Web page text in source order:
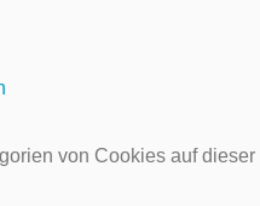
von Cookies auf